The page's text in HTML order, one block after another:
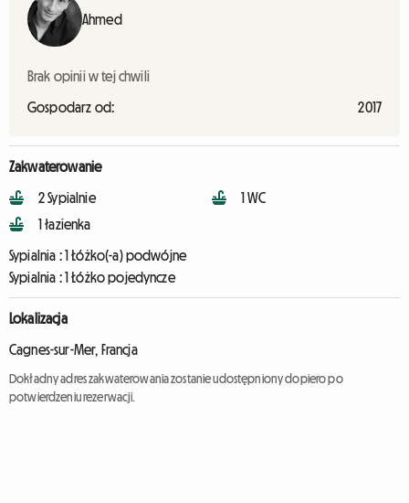
Ahmed
Brak opinii w tej chwili
Gospodarz od: 2017
Zakwaterowanie
2 Sypialnie
1 łazienka
1 WC
Sypialnia :1 Łóżko(-a) podwójne
Sypialnia :1 Łóżko pojedyncze
Lokalizacja
Cagnes-sur-Mer, Francja
Dokładny adres zakwaterowania zostanie udostępniony dopiero po
potwierdzeniu rezerwacji.